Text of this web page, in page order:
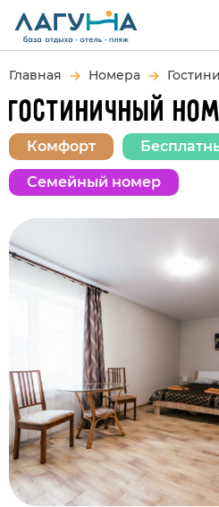
Главная Номера
ГОСТИНИЧНЫЙ
Комфорт
Семейный номер